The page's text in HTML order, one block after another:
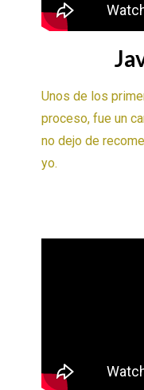
Unos de los
proceso, fue un
no dejo de
yo.